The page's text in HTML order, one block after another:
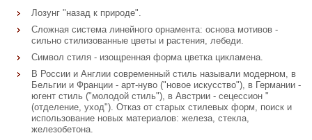
Лозунг "назад к природе".
Сложная система линейного орнамента: основа мотивов -
сильно стилизованные цветы и растения, лебеди.
Символ стиля - изощренная форма цветка цикламена.
В России и Англии современный стиль называли модерном, в
Бельгии и Франции - арт-нуво ("новое искусство"), в Германии -
югент стиль ("молодой стиль"), в Австрии - сецессион "
(отделение, уход"). Отказ от старых стилевых форм, поиск и
использование новых материалов: железа, стекла,
железобетона.